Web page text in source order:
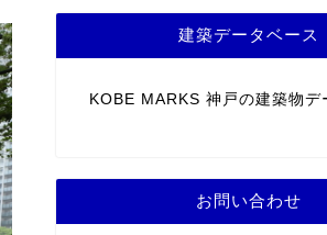
建築データベース
KOBE MARKS 神戸の建築物デ
お問い合わせ